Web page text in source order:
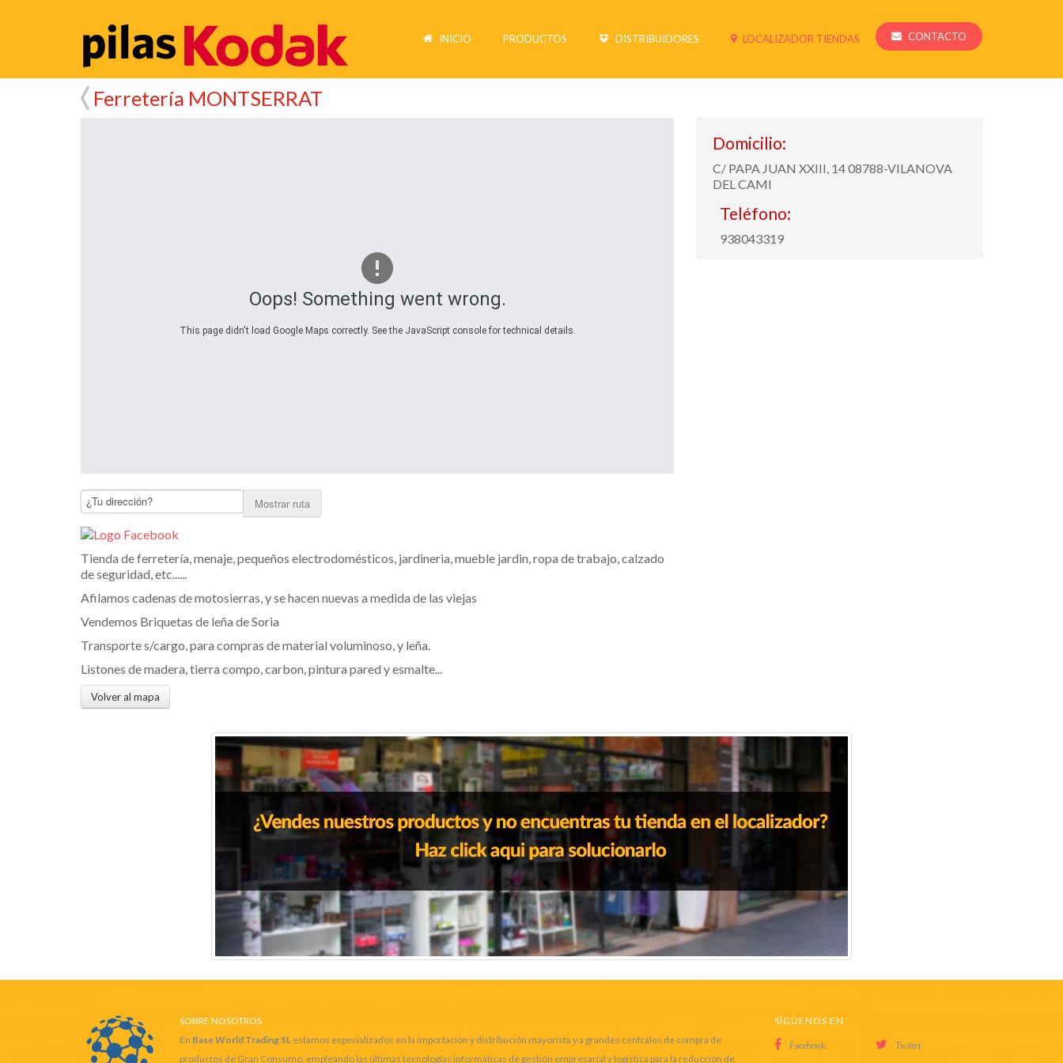
INICIO PRODUCTOS DISTRIBUIDORES LOCALIZADOR TIENDAS CONTACTO
Ferretería MONTSERRAT
Oops! Something went wrong.
This page didn't load Google Maps correctly. See the JavaScript console for technical details.
Mostrar ruta
Tienda de ferretería, menaje, pequeños electrodomésticos, jardineria, mueble jardin, ropa de trabajo, calzado
de seguridad, etc......
Afilamos cadenas de motosierras, y se hacen nuevas a medida de las viejas
Vendemos Briquetas de leña de Soria
Transporte s/cargo, para compras de material voluminoso, y leña.
Listones de madera, tierra compo, carbon, pintura pared y esmalte...
Domicilio:
C/ PAPA JUAN XXIII, 14 08788-VILANOVA
DEL CAMI
Teléfono:
938043319
Volver al mapa
SOBRE NOSOTROS
En Base World Trading SL estamos especializados en la importación y distribución mayorista y a grandes centrales de compra de
productos de Gran Consumo, empleando las últimas tecnologías informáticas de gestión empresarial y logística para la reducción de
SÍGUENOS EN
Facebook Twitter